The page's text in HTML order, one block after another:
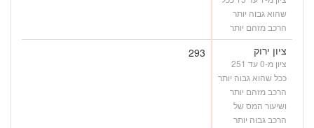
שהוא גבוה יותר
הרכב מזהם יותר
ציון ירוק
ציון מ-0 עד 251
ככל שהוא גבוה יותר
הרכב מזהם יותר
ושיעור המס של
הרכב גבוה יותר
293